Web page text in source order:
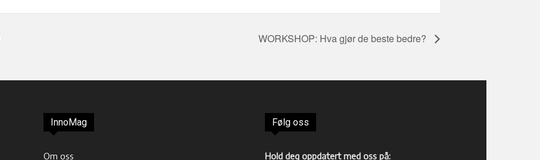
WORKSHOP: Hva gjør de beste bedre?
InnoMag
Om oss
Følg oss
Hold deg oppdatert med oss på: